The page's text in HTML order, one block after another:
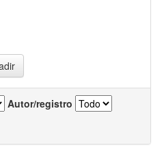
Autor/registro